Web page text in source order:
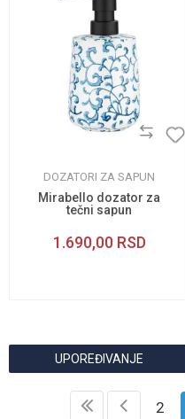
DOZATORI ZA SAPUN
Mirabello dozator za
tečni sapun
1.690,00 RSD
UPOREĐIVANJE
2